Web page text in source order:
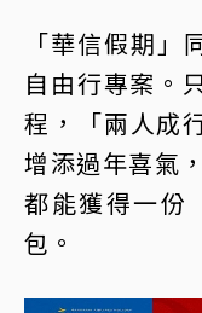
「華信假期
自由行專案。
程，「兩人成
增添過年喜氣
都能獲得一份
包。